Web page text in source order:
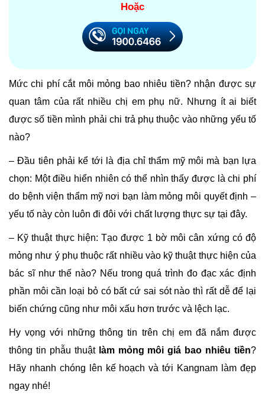
Hoặc
Mức chi phí cắt môi mỏng bao nhiêu tiền? nhận được sự
quan tâm của rất nhiều chị em phụ nữ. Nhưng ít ai biết
được số tiền mình phải chi trả phụ thuộc vào những yếu tố
nào?
– Đầu tiên phải kể tới là địa chỉ thẩm mỹ môi mà bạn lựa
chọn: Một điều hiển nhiên có thể nhìn thấy được là chi phí
do bệnh viện thẩm mỹ nơi bạn làm mỏng môi quyết định –
yếu tố này còn luôn đi đôi với chất lượng thực sự tại đây.
– Kỹ thuật thực hiện: Tạo được 1 bờ môi cân xứng có độ
mỏng như ý phụ thuộc rất nhiều vào kỹ thuật thực hiện của
bác sĩ như thế nào? Nếu trong quá trình đo đạc xác định
phần môi cần loại bỏ có bất cứ sai sót nào thì rất dễ để lại
biến chứng cũng như môi xấu hơn trước và lệch lạc.
Hy vọng với những thông tin trên chị em đã nắm được
thông tin phẫu thuật làm mỏng môi giá bao nhiêu tiền?
Hãy nhanh chóng lên kế hoạch và tới Kangnam làm đẹp
ngay nhé!